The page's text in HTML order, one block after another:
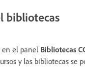
bibliotecas
en el panel Bibliotecas
y las bibliotecas se